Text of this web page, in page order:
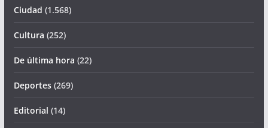
Ciudad (1.568)
Cultura (252)
De última hora (22)
Deportes(269)
Editorial (14)